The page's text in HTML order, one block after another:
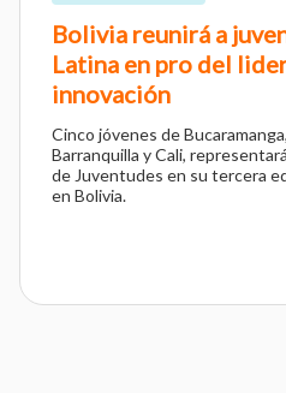
Bolivia reunirá a
Latina en pro del
innovación
Cinco jóvenes de
Barranquilla y Cali,
de Juventudes en su tercera
en Bolivia.